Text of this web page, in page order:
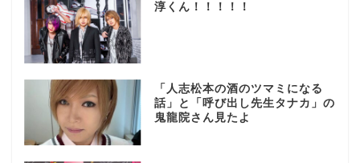
淳くん！！！！！
「人志松本の酒のツマミになる
話」と「呼び出し先生タナカ」の
鬼龍院さん見たよ